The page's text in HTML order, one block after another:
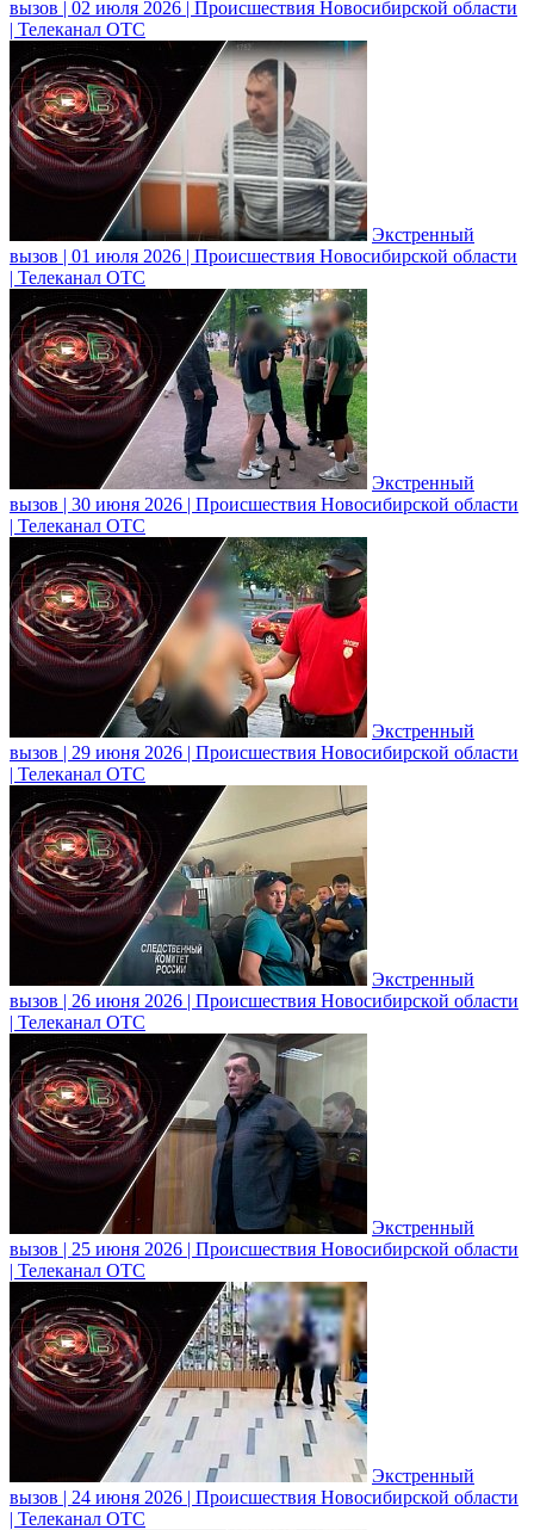
вызов | 02 июля 2026 | Происшествия Новосибирской области
| Телеканал ОТС
Экстренный
вызов | 01 июля 2026 | Происшествия Новосибирской области
| Телеканал ОТС
Экстренный
вызов | 30 июня 2026 | Происшествия Новосибирской области
| Телеканал ОТС
Экстренный
вызов | 29 июня 2026 | Происшествия Новосибирской области
| Телеканал ОТС
Экстренный
вызов | 26 июня 2026 | Происшествия Новосибирской области
| Телеканал ОТС
Экстренный
вызов | 25 июня 2026 | Происшествия Новосибирской области
| Телеканал ОТС
Экстренный
вызов | 24 июня 2026 | Происшествия Новосибирской области
| Телеканал ОТС